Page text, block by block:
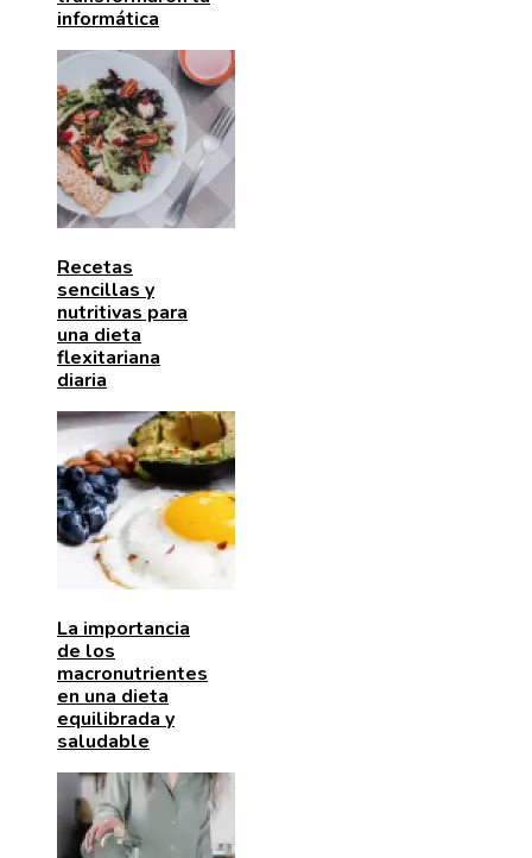
informática
Recetas
sencillas y
nutritivas para
una dieta
flexitariana
diaria
La importancia
de los
macronutrientes
en una dieta
equilibrada y
saludable